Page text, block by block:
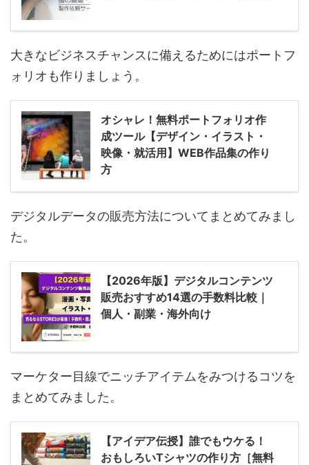
大きなビジネスチャンスに備えるためにはポートフ
ォリオも作りましょう。
オシャレ！無料ポートフォリオ作
成ツール【デザイン・イラスト・
映像・就活用】WEB作品集の作り
方
デジタルデータの販売方法についてまとめてみまし
た。
【2026年版】デジタルコンテンツ
販売おすすめ14選の手数料比較｜
個人・副業・海外向け
マーケター目線でニッチアイテムをみつけるコツを
まとめてみました。
【アイデア伝授】誰でもウケる！
おもしろいTシャツの作り方［無料